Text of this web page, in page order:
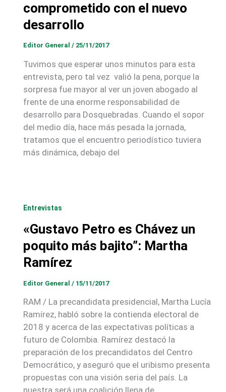
comprometido con el nuevo
desarrollo
Editor General / 25/11/2017
Tuvimos que esperar unos minutos para esta
entrevista, pero tal vez valió la pena, porque la
sorpresa fue mayor al ver un joven abogado al
frente de una enorme responsabilidad de
desarrollo para Dosquebradas. Cuando el sopor
del medio día, hace más pesada la jornada,
tratamos que el encuentro periodístico tuviera
más dinámica, debajo del
Entrevistas
«Gustavo Petro es Chávez un
poquito más bajito”: Martha
Ramírez
Editor General / 15/11/2017
RAM / La precandidata presidencial, Martha Lucía
Ramírez, habló sobre la contienda electoral de
2018 y acerca de las expectativas políticas a
futuro de Colombia. Ramírez destacó la
preparación de los precandidatos del Centro
Democrático, y aseguró que el uribismo presenta
propuestas con una visión seria del país. La